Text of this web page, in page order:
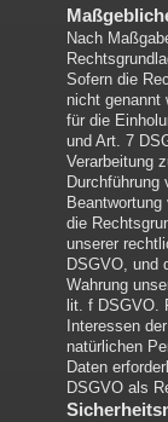
Nach
Sofern die
nicht genannt
für die
und Art. 7
Verarbeitung
Durchführung
die
unserer
DSGVO, und
Wahrung
lit. f DSGVO.
Interessen
natürlichen
Daten
DSGVO als